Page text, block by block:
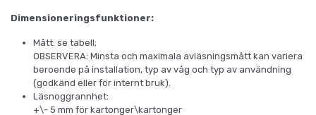
Dimensioneringsfunktioner:
Mått: se tabell;
OBSERVERA: Minsta och maximala avläsningsmått kan variera
beroende på installation, typ av våg och typ av användning
(godkänd eller för internt bruk).
Läsnoggrannhet:
+\- 5 mm för kartonger\kartonger